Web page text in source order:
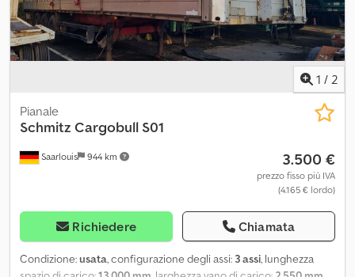
1 / 2
Saarlouis 944 km
Pianale
Schmitz Cargobull S01
3.500 €
prezzo fisso più IVA
(4.165 € lordo)
Richiedere Chiamata
Condizione:usata, configurazione degli assi: 3 assi, lunghezza